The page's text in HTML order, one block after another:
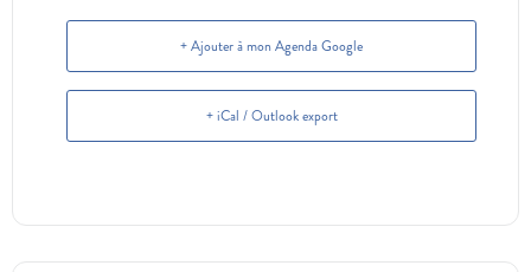
+ Ajouter à mon Agenda Google
+ iCal / Outlook export